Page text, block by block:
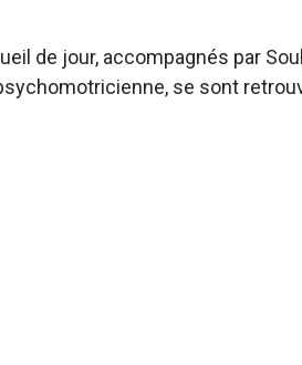
de jour, accompagnés par
se sont